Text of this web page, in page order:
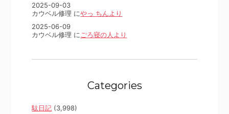
2025-09-03
カウベル修理 にやっ ちんより
2025-06-09
カウベル修理 に ごろ寝の人より
Categories
駄日記 (3,998)